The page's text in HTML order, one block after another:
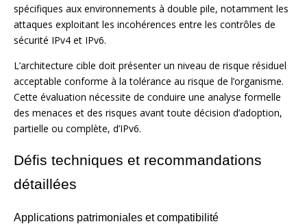
spécifiques aux environnements à double pile, notamment les
attaques exploitant les incohérences entre les contrôles de
sécurité IPv4 et IPv6.
L’architecture cible doit présenter un niveau de risque résiduel
acceptable conforme à la tolérance au risque de l’organisme.
Cette évaluation nécessite de conduire une analyse formelle
des menaces et des risques avant toute décision d’adoption,
partielle ou complète, d’IPv6.
Défis techniques et recommandations
détaillées
Applications patrimoniales et compatibilité